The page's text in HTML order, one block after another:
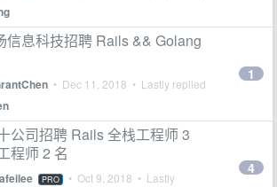
信息科技招聘 Rails && Golang
• Dec 11, 2018 • Lastly replied
1
公司招聘 Rails 全栈工程师 3
程师 2 名
PRO • Oct 9, 2018 • Lastly
4